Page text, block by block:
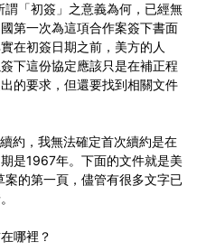
謂「初簽」之意義為何，已經無
第一次為這項合作案簽下書面
在初簽日期之前，美方的人
下這份協定應該只是在補正程
的要求，但還要找到相關文件
約，我無法確定首次續約是在
是1967年。下面的文件就是美
的第一頁，儘管有很多文字已
哪裡？